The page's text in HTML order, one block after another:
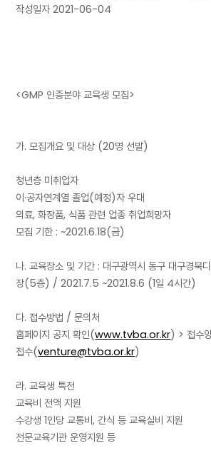
작성일자 2021-06-04
<GMP 인증분야 교육생 모집>
가. 모집개요 및 대상 (20명 선발)
청년층 미취업자
이·공자연계열 졸업(예정)자 우대
의료, 화장품, 식품 관련 업종 취업희망자
모집 기한 : ~2021.6.18(금)
나. 교육장소 및 기간 : 대구광역시 동구 대구경북
장(5층) / 2021.7.5 ~2021.8.6 (1일 4시간)
다. 접수방법 / 문의처
홈페이지 공지 확인(www.tvba.or.kr) > 접수
접수(venture@tvba.or.kr)
라. 교육생 특전
교육비 전액 지원
수강생 1인당 교통비, 간식 등 교육실비 지원
전문교육기관 운영지원 등